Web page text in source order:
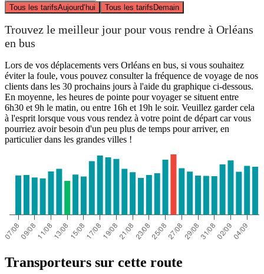
Tous les tarifsAujourd’hui Tous les tarifsDemain
Trouvez le meilleur jour pour vous rendre à Orléans
en bus
Lors de vos déplacements vers Orléans en bus, si vous souhaitez
éviter la foule, vous pouvez consulter la fréquence de voyage de nos
clients dans les 30 prochains jours à l'aide du graphique ci-dessous.
En moyenne, les heures de pointe pour voyager se situent entre
6h30 et 9h le matin, ou entre 16h et 19h le soir. Veuillez garder cela
à l'esprit lorsque vous vous rendez à votre point de départ car vous
pourriez avoir besoin d'un peu plus de temps pour arriver, en
particulier dans les grandes villes !
Transporteurs sur cette route